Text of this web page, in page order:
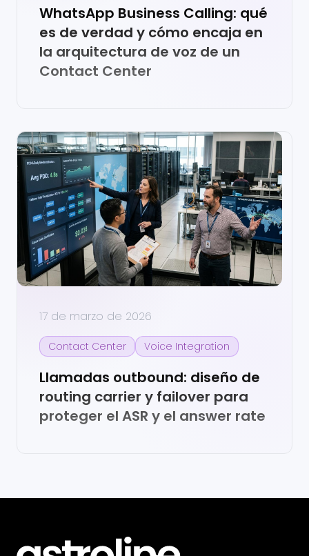
WhatsApp Business Calling: qué
es de verdad y cómo encaja en
la arquitectura de voz de un
Contact Center
17 de marzo de 2026
Contact Center Voice Integration
Llamadas outbound: diseño de
routing carrier y failover para
proteger el ASR y el answer rate